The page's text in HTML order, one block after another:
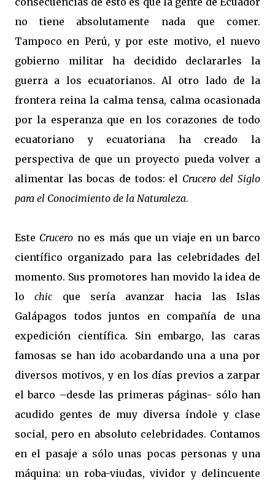
no tiene absolutamente nada que comer.
Tampoco en Perú, y por este motivo, el nuevo
gobierno militar ha decidido declararles la
guerra a los ecuatorianos. Al otro lado de la
frontera reina la calma tensa, calma ocasionada
por la esperanza que en los corazones de todo
ecuatoriano y ecuatoriana ha creado la
perspectiva de que un proyecto pueda volver a
alimentar las bocas de todos: el Crucero del Siglo
para el Conocimiento de la Naturaleza.
Este Crucero no es más que un viaje en un barco
científico organizado para las celebridades del
momento. Sus promotores han movido la idea de
lochic que sería avanzar hacia las Islas
Galápagos todos juntos en compañía de una
expedición científica. Sin embargo, las caras
famosas se han ido acobardando una a una por
diversos motivos, y en los días previos a zarpar
el barco –desde las primeras páginas- sólo han
acudido gentes de muy diversa índole y clase
social, pero en absoluto celebridades. Contamos
en el pasaje a sólo unas pocas personas y una
máquina: un roba-viudas, vividor y delincuente